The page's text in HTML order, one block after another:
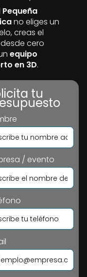
Pequeña
no eliges un
creas el
cero
equipo
en 3D.
tu
/ evento